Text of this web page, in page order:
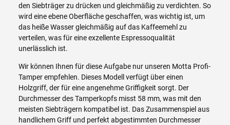
den Siebträger zu drücken und gleichmäßig zu verdichten. So
wird eine ebene Oberfläche geschaffen, was wichtig ist, um
das heiße Wasser gleichmäßig auf das Kaffeemehl zu
verteilen, was für eine exzellente Espressoqualität
unerlässlich ist.
Wir können Ihnen für diese Aufgabe nur unseren Motta Profi-
Tamper empfehlen. Dieses Modell verfügt über einen
Holzgriff, der für eine angenehme Griffigkeit sorgt. Der
Durchmesser des Tamperkopfs misst 58 mm, was mit den
meisten Siebträgern kompatibel ist. Das Zusammenspiel aus
handlichem Griff und perfekt abgestimmten Durchmesser